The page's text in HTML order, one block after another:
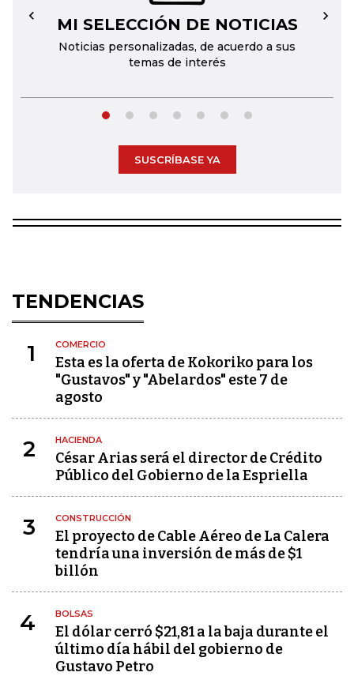
MI SELECCIÓN DE NOTICIAS
Noticias personalizadas, de acuerdo a sus
temas de interés
← →
SUSCRÍBASE YA
TENDENCIAS
1 COMERCIO
Esta es la oferta de Kokoriko para los
"Gustavos" y "Abelardos" este 7 de
agosto
2 HACIENDA
César Arias será el director de Crédito
Público del Gobierno de la Espriella
3 CONSTRUCCIÓN
El proyecto de Cable Aéreo de La Calera
tendría una inversión de más de $1
billón
4 BOLSAS
El dólar cerró $21,81 a la baja durante el
último día hábil del gobierno de
Gustavo Petro